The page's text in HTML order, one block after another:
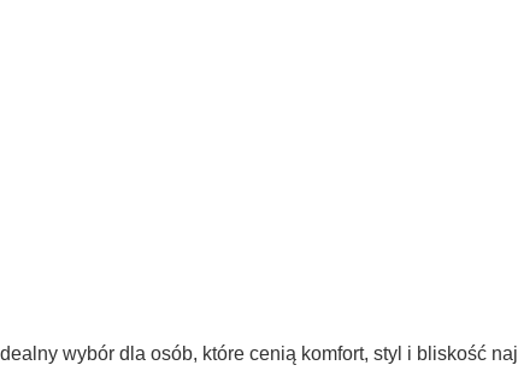
wybór dla osób, które cenią komfort, styl i bliskość